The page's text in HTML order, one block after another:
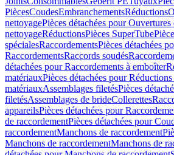
PiècesCoudesEmbranchementsRéductions
nettoyagePièces détachées pour Ouvertures
nettoyageRéductionsPièces SuperTube
spécialesRaccordementsPièces détachées
RaccordementsRaccords soudés
détachées pour Raccordements à emboîter
matériauxPièces détachées pour
matériauxAssemblages filetésPièces
filetésAssemblages de brideCollerettes
appareilsPièces détachées pour
de raccordementPièces détachées pour
raccordementManchons de raccordement
Manchons de raccordementManchons de